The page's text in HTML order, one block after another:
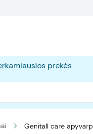
prekės
Genitall care